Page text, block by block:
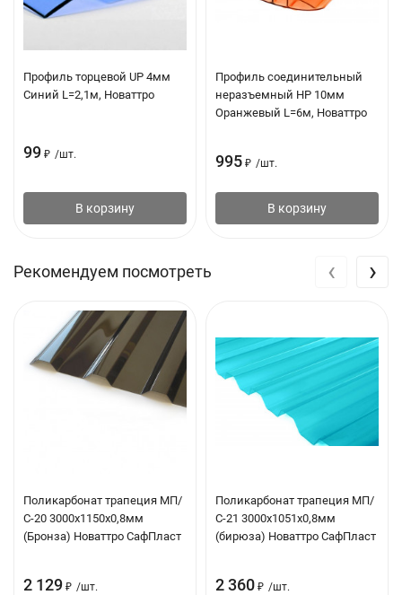
Объект применения: Для кровель, фасадов, заборов
Профиль: МП-21
Материал: Поликарбонат
Ширина: 1051 мм
Толщина: 0.8 мм
Профиль торцевой UP 4мм
Синий L=2,1м, Новаттро
99 ₽ /шт.
В корзину
Профиль соединительный
неразъемный НР 10мм
Оранжевый L=6м, Новаттро
995 ₽ /шт.
В корзину
Рекомендуем посмотреть
Поликарбонат трапеция МП/
С-20 3000х1150х0,8мм
(Бронза) Новаттро СафПласт
2 129 ₽ /шт.
Поликарбонат трапеция МП/
С-21 3000х1051х0,8мм
(бирюза) Новаттро СафПласт
2 360 ₽ /шт.
‹ ›